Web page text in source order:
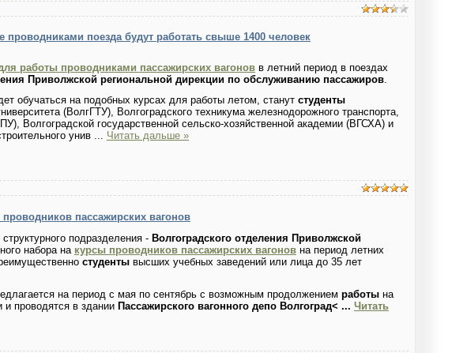
поезда будут работать свыше 1400 человек
работы проводниками пассажирских вагонов в летний период в поездах
Приволжской региональной дирекции по обслуживанию пассажиров.
обучаться на подобных курсах для работы летом, станут студенты
(ВолгГТУ), Волгоградского техникума железнодорожного транспорта,
Волгоградской государственной сельско-хозяйственной академии (ВГСХА) и
унив
Читать дальше »
пассажирских вагонов
подразделения - Волгоградского отделения Приволжской
набора на курсы проводников пассажирских вагонов на период летних
студенты высших учебных заведений или лица до 35 лет
на период с мая по сентябрь с возможным продолжением работы на
проводятся в здании Пассажирского вагонного депо Волгоград< ... Читать